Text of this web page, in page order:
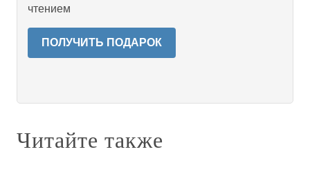
чтением
ПОЛУЧИТЬ ПОДАРОК
Читайте также